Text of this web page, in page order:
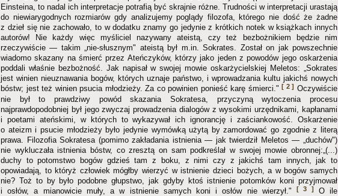
Einsteina, to nadal ich interpretacje potrafią być skrajnie różne. Trudności w interpretacji urastają
do niewiarygodnych rozmiarów gdy analizujemy poglądy filozofa, którego nie dość że żadne
z dzieł się nie zachowało, to w dodatku znamy go jedynie z krótkich notek w książkach innych
autorów! Nie każdy więc myśliciel nazywany ateistą, czy też bezbożnikiem będzie nim
rzeczywiście — takim „nie-słusznym" ateistą był m.in. Sokrates. Został on jak powszechnie
wiadomo skazany na śmierć przez Ateńczyków, którzy jako jeden z powodów jego oskarżenia
poddali właśnie bezbożność. Jak napisał w swojej mowie oskarżycielskiej Meletos: „Sokrates
jest winien nieuznawania bogów, których uznaje państwo, i wprowadzania kultu jakichś nowych
bóstw; jest też winien psucia młodzieży. Za co powinien ponieść karę śmierci."[ 2 ] Oczywiście
nie był to prawdziwy powód skazania Sokratesa, przyczyną wytoczenia procesu
najprawdopodobniej był jego zwyczaj prowadzenia dialogów z wysokimi urzędnikami, kapłanami
i poetami ateńskimi, w których to wykazywał ich ignorancję i zaściankowość. Oskarżenie
o ateizm i psucie młodzieży było jedynie wymówką użytą by zamordować go zgodnie z literą
prawa. Filozofia Sokratesa (pomimo zakładania istnienia — jak twierdził Meletos — „duchów")
nie wykluczała istnienia bóstw, co zresztą on sam podkreślał w swojej mowie obronnej:„(...)
duchy to potomstwo bogów gdzieś tam z boku, z nimi czy z jakichś tam innych, jak to
opowiadają, to któryż człowiek mógłby wierzyć w istnienie dzieci bożych, a w bogów samych
nie? Toż to by było podobne głupstwo, jak gdyby ktoś istnienie potomków koni przyjmował
i osłów, a mianowicie muły, a w istnienie samych koni i osłów nie wierzył."[ 3 ]
O ile